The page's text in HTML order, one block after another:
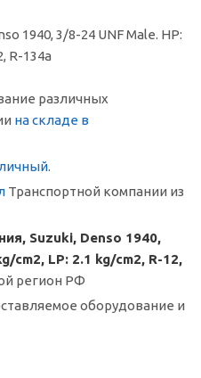
1940, 3/8-24 UNF Male. HP:
R-134a
различных
на складе в
.
Транспортной компании из
Suzuki, Denso 1940,
cm2, LP: 2.1 kg/cm2, R-12,
регион РФ
оборудование и